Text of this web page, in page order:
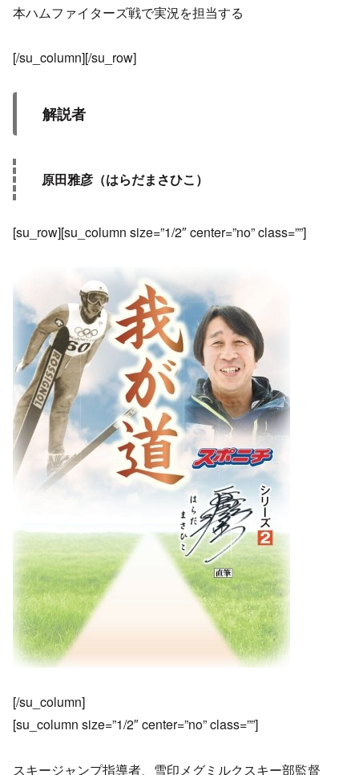
本ハムファイターズ戦で実況を担当する
[/su_column][/su_row]
解説者
原田雅彦（はらだまさひこ）
[su_row][su_column size=”1/2″ center=”no” class=””]
[/su_column]
[su_column size=”1/2″ center=”no” class=””]
スキージャンプ指導者、雪印メグミルクスキー部監督